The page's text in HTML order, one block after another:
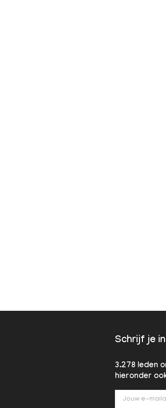
Schrijf je
3.278 leden
hieronder